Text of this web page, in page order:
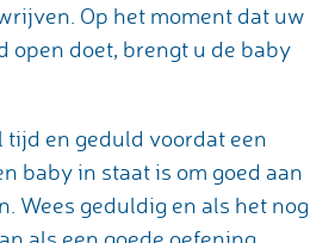
Op het moment dat uw
open doet, brengt u de baby
tijd en geduld voordat een
baby in staat is om goed aan
Wees geduldig en als het nog